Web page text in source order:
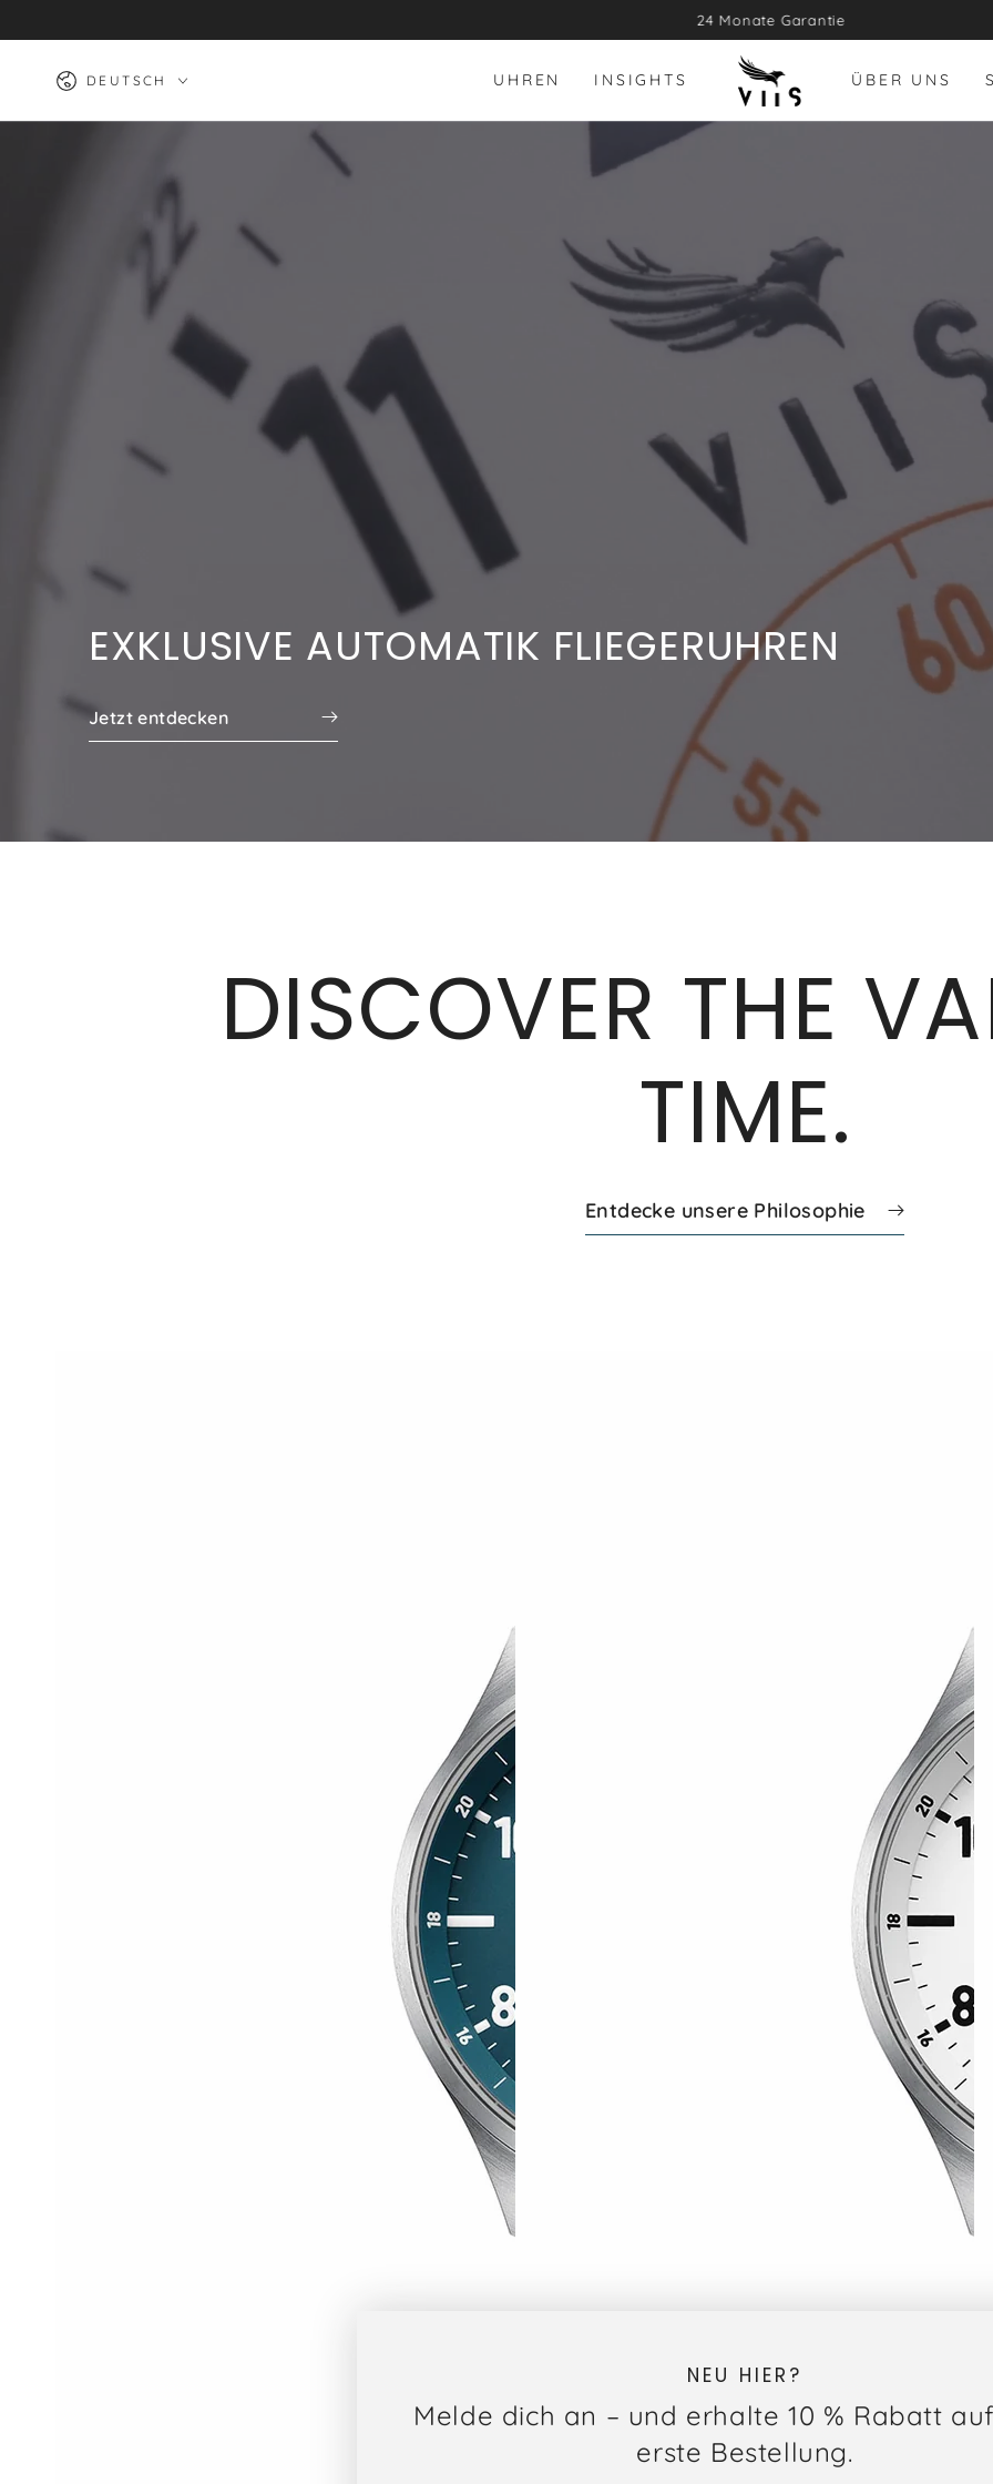
24 Monate Garantie
Sprache
DEUTSCH UHREN INSIGHTS ÜBER UNS
EXKLUSIVE AUTOMATIK FLIEGERUHREN
Jetzt entdecken
DISCOVER THE
TIME.
Entdecke unsere Philosophie
NEU HIER?
Melde dich an – und erhalte 10 % Rabatt
erste Bestellung.